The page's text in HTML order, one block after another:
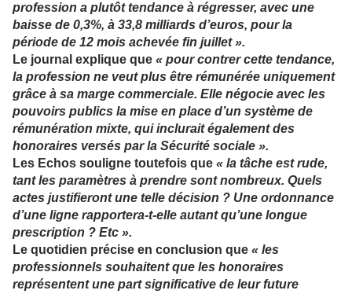
profession a plutôt tendance à régresser, avec une
baisse de 0,3%, à 33,8 milliards d’euros, pour la
période de 12 mois achevée fin juillet ».
Le journal explique que « pour contrer cette tendance,
la profession ne veut plus être rémunérée uniquement
grâce à sa marge commerciale. Elle négocie avec les
pouvoirs publics la mise en place d’un système de
rémunération mixte, qui inclurait également des
honoraires versés par la Sécurité sociale ».
Les Echos souligne toutefois que « la tâche est rude,
tant les paramètres à prendre sont nombreux. Quels
actes justifieront une telle décision ? Une ordonnance
d’une ligne rapportera-t-elle autant qu’une longue
prescription ? Etc ».
Le quotidien précise en conclusion que « les
professionnels souhaitent que les honoraires
représentent une part significative de leur future